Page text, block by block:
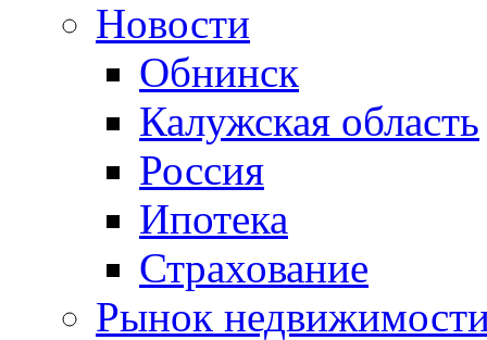
Новости
Обнинск
Калужская область
Россия
Ипотека
Страхование
Рынок